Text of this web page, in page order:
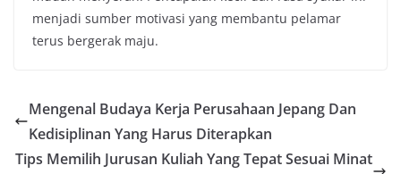
menjadi sumber motivasi yang membantu pelamar
terus bergerak maju.
Mengenal Budaya Kerja Perusahaan Jepang Dan
Kedisiplinan Yang Harus Diterapkan
Tips Memilih Jurusan Kuliah Yang Tepat Sesuai Minat